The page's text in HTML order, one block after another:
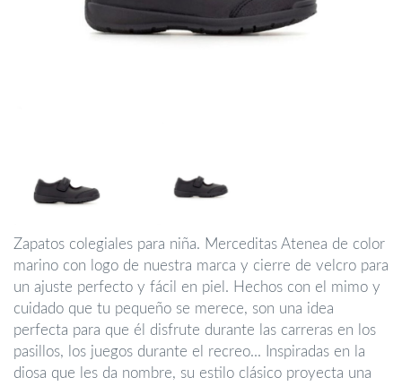
Zapatos colegiales para niña. Merceditas Atenea de color
marino con logo de nuestra marca y cierre de velcro para
un ajuste perfecto y fácil en piel. Hechos con el mimo y
cuidado que tu pequeño se merece, son una idea
perfecta para que él disfrute durante las carreras en los
pasillos, los juegos durante el recreo... Inspiradas en la
diosa que les da nombre, su estilo clásico proyecta una